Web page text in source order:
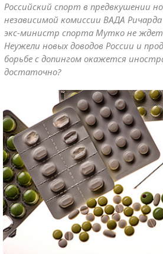
Российский спорт в предвкушении
независимой комиссии ВАДА
экс-министр спорта Мутко не ждет
Неужели новых доводов России и
борьбе с допингом окажется
достаточно?